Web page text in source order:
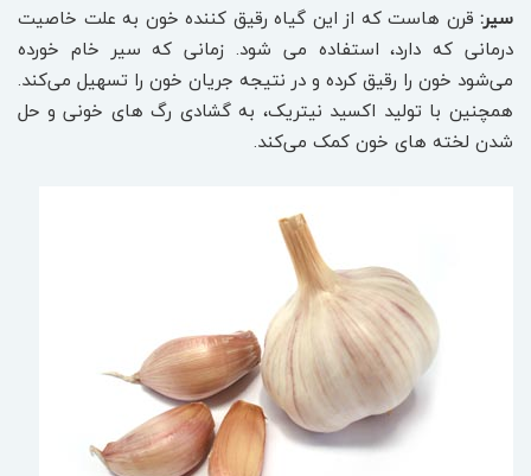
سیر: قرن هاست که از این گیاه رقیق کننده خون به علت خاصیت
درمانی که دارد، استفاده می شود. زمانی که سیر خام خورده
می‌شود خون را رقیق کرده و در نتیجه جریان خون را تسهیل می‌کند.
همچنین با تولید اکسید نیتریک، به گشادی رگ های خونی و حل
شدن لخته های خون کمک می‌کند.